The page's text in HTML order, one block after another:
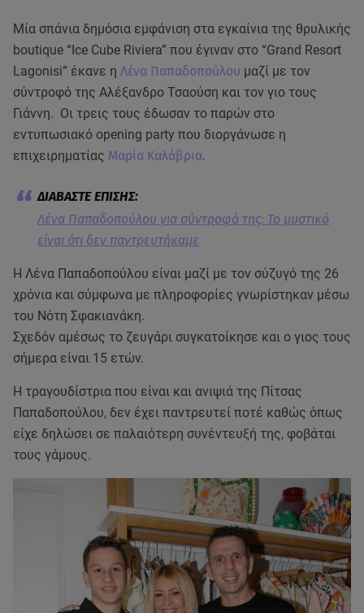
Μία σπάνια δημόσια εμφάνιση στα εγκαίνια της θρυλικής
boutique “Ice Cube Riviera” που έγιναν στο “Grand Resort
Lagonisi” έκανε η Λένα Παπαδοπούλου μαζί με τον
σύντροφό της Αλέξανδρο Τσαούση και τον γιο τους
Γιάννη. Οι τρεις τους έδωσαν το παρών στο
εντυπωσιακό opening party που διοργάνωσε η
επιχειρηματίας Μαρία Καλάβρια.
Λένα Παπαδοπούλου για σύντροφό της: Το μυστικό
είναι ότι δεν παντρευτήκαμε
Η Λένα Παπαδοπούλου είναι μαζί με τον σύζυγό της 26
χρόνια και σύμφωνα με πληροφορίες γνωρίστηκαν μέσω
του Νότη Σφακιανάκη.
Σχεδόν αμέσως το ζευγάρι συγκατοίκησε και ο γιος τους
σήμερα είναι 15 ετών.
Η τραγουδίστρια που είναι και ανιψιά της Πίτσας
Παπαδοπούλου, δεν έχει παντρευτεί ποτέ καθώς όπως
είχε δηλώσει σε παλαιότερη συνέντευξή της, φοβάται
τους γάμους.